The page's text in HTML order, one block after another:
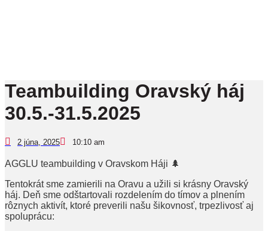
Teambuilding Oravský háj
30.5.-31.5.2025
2 júna, 2025 10:10 am
AGGLU teambuilding v Oravskom Háji 🌲
Tentokrát sme zamierili na Oravu a užili si krásny Oravský
háj. Deň sme odštartovali rozdelením do tímov a plnením
rôznych aktivít, ktoré preverili našu šikovnosť, trpezlivosť aj
spoluprácu: